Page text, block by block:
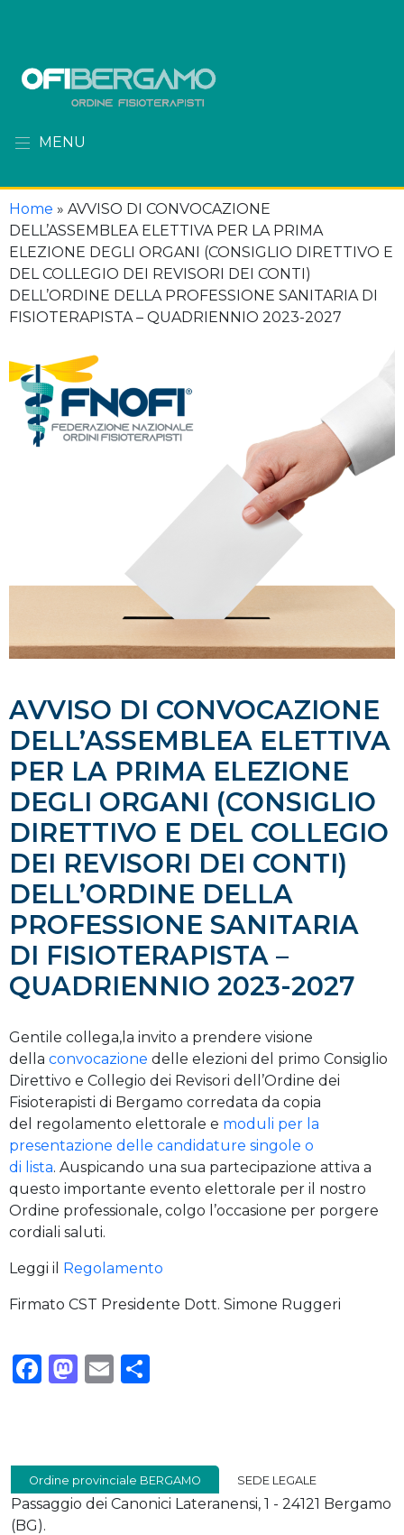
MENU
Home » AVVISO DI CONVOCAZIONE
DELL’ASSEMBLEA ELETTIVA PER LA PRIMA
ELEZIONE DEGLI ORGANI (CONSIGLIO DIRETTIVO E
DEL COLLEGIO DEI REVISORI DEI CONTI)
DELL’ORDINE DELLA PROFESSIONE SANITARIA DI
FISIOTERAPISTA – QUADRIENNIO 2023-2027
AVVISO DI CONVOCAZIONE
DELL’ASSEMBLEA ELETTIVA
PER LA PRIMA ELEZIONE
DEGLI ORGANI (CONSIGLIO
DIRETTIVO E DEL COLLEGIO
DEI REVISORI DEI CONTI)
DELL’ORDINE DELLA
PROFESSIONE SANITARIA
DI FISIOTERAPISTA –
QUADRIENNIO 2023-2027
Gentile collega,la invito a prendere visione
della convocazione delle elezioni del primo Consiglio
Direttivo e Collegio dei Revisori dell’Ordine dei
Fisioterapisti di Bergamo corredata da copia
del regolamento elettorale e moduli per la
presentazione delle candidature singole o
di lista. Auspicando una sua partecipazione attiva a
questo importante evento elettorale per il nostro
Ordine professionale, colgo l’occasione per porgere
cordiali saluti.
Leggi il Regolamento
Firmato CST Presidente Dott. Simone Ruggeri
Facebook
Mastodon
Email
Ordine provinciale BERGAMO SEDE LEGALE
Passaggio dei Canonici Lateranensi, 1 - 24121 Bergamo
(BG).